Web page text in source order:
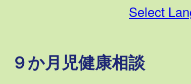
Select
９か月児健康相談